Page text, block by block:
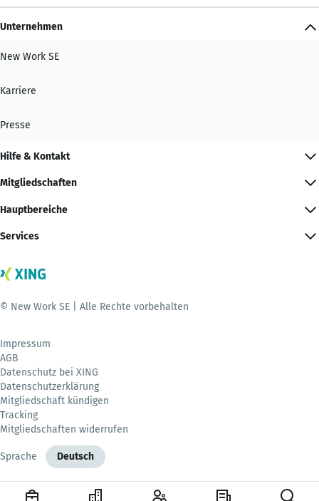
Unternehmen
New Work SE
Karriere
Presse
Hilfe & Kontakt
Mitgliedschaften
Hauptbereiche
Services
© New Work SE | Alle Rechte vorbehalten
Impressum
AGB
Datenschutz bei XING
Datenschutzerklärung
Mitgliedschaft kündigen
Tracking
Mitgliedschaften widerrufen
Sprache Deutsch